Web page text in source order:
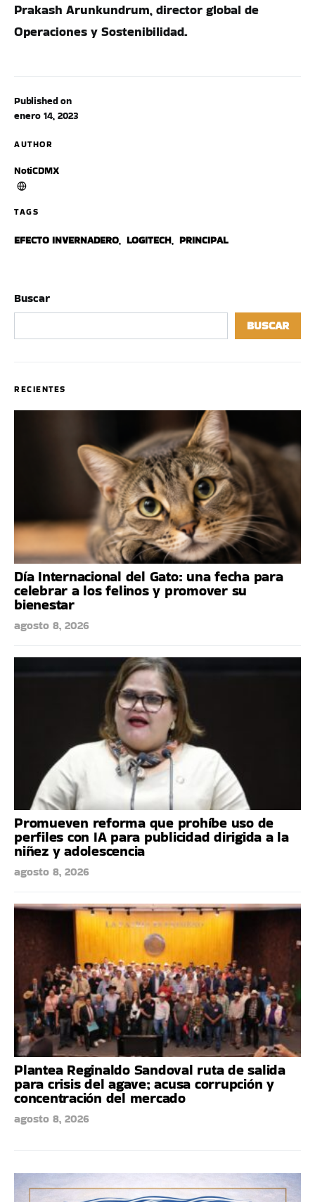
Published on
enero 14, 2023
AUTHOR
NotiCDMX
TAGS
EFECTO INVERNADERO, LOGITECH, PRINCIPAL
Prakash Arunkundrum, director global de
Operaciones y Sostenibilidad.
Buscar
BUSCAR
RECIENTES
Día Internacional del Gato: una fecha para
celebrar a los felinos y promover su
bienestar
agosto 8, 2026
Promueven reforma que prohíbe uso de
perfiles con IA para publicidad dirigida a la
niñez y adolescencia
agosto 8, 2026
Plantea Reginaldo Sandoval ruta de salida
para crisis del agave; acusa corrupción y
concentración del mercado
agosto 8, 2026